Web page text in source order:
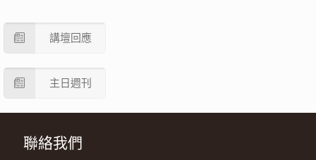
講壇回應
主日週刊
聯絡我們